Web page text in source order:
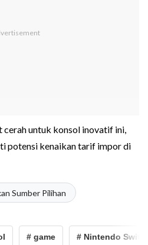
cerah untuk konsol inovatif ini,
potensi kenaikan tarif impor di
Sumber Pilihan
# game # Nintendo Switch 2